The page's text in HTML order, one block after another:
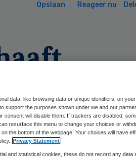
Opslaan Reageer nu
2015,13:23 25 keer gelezen
data, like browsing data or unique identifiers, on your
support the purposes shown under we and our
consent will disable them. If trackers are disabled,
resurface this menu to change your choices or
the bottom of the webpage. Your choices will have
Privacy Statement
and statistical cookies, these do not record any data